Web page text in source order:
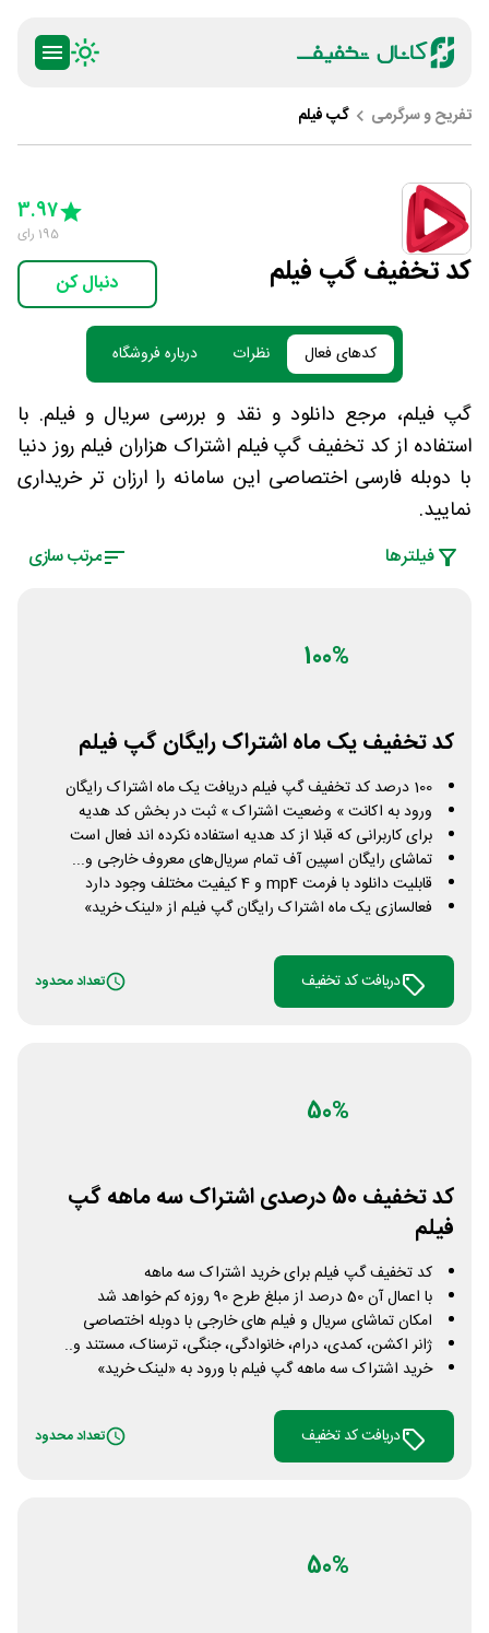
تفریح و سرگرمی گپ فیلم
کد تخفیف گپ فیلم
3 Stars
4 Stars
5 Stars
3.97
195 رای
دنبال کن
کدهای فعال نظرات درباره فروشگاه
گپ فیلم، مرجع دانلود و نقد و بررسی سریال و فیلم. با
استفاده از کد تخفیف گپ فیلم اشتراک هزاران فیلم روز دنیا
با دوبله فارسی اختصاصی این سامانه را ارزان تر خریداری
نمایید.
فیلتر‌ها مرتب سازی
100%
کد تخفیف یک ماه اشتراک رایگان گپ فیلم
100 درصد کد تخفیف گپ فیلم دریافت یک ماه اشتراک رایگان
ورود به اکانت » وضعیت اشتراک » ثبت در بخش کد هدیه
برای کاربرانی که قبلا از کد هدیه استفاده نکرده اند فعال است
تماشای رایگان اسپین آف تمام سریال‌های معروف خارجی و...
قابلیت دانلود با فرمت mp4 و 4 کیفیت مختلف وجود دارد
فعالسازی یک ماه اشتراک رایگان گپ فیلم از «لینک خرید»
دریافت کد تخفیف تعداد محدود
50%
کد تخفیف 50 درصدی اشتراک سه ماهه گپ
فیلم
کد تخفیف گپ فیلم برای خرید اشتراک سه ماهه
با اعمال آن 50 درصد از مبلغ طرح 90 روزه کم خواهد شد
امکان تماشای سریال و فیلم های خارجی با دوبله اختصاصی
ژانر اکشن، کمدی، درام، خانوادگی، جنگی، ترسناک، مستند و..
خرید اشتراک سه ماهه گپ فیلم با ورود به «لینک خرید»
دریافت کد تخفیف تعداد محدود
50%